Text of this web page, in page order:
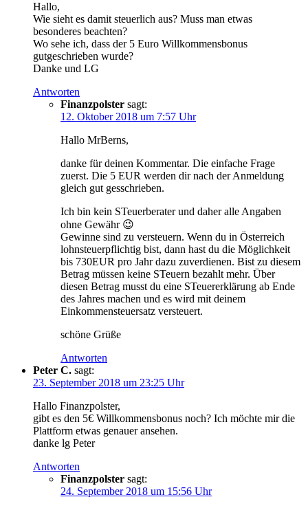
Hallo,
Wie sieht es damit steuerlich aus? Muss man etwas
besonderes beachten?
Wo sehe ich, dass der 5 Euro Willkommensbonus
gutgeschrieben wurde?
Danke und LG
Antworten
Finanzpolster sagt:
12. Oktober 2018 um 7:57 Uhr
Hallo MrBerns,
danke für deinen Kommentar. Die einfache Frage
zuerst. Die 5 EUR werden dir nach der Anmeldung
gleich gut gesschrieben.
Ich bin kein STeuerberater und daher alle Angaben
ohne Gewähr 😉
Gewinne sind zu versteuern. Wenn du in Österreich
lohnsteuerpflichtig bist, dann hast du die Möglichkeit
bis 730EUR pro Jahr dazu zuverdienen. Bist zu diesem
Betrag müssen keine STeuern bezahlt mehr. Über
diesen Betrag musst du eine STeuererklärung ab Ende
des Jahres machen und es wird mit deinem
Einkommensteuersatz versteuert.
schöne Grüße
Antworten
Peter C. sagt:
23. September 2018 um 23:25 Uhr
Hallo Finanzpolster,
gibt es den 5€ Willkommensbonus noch? Ich möchte mir die
Plattform etwas genauer ansehen.
danke lg Peter
Antworten
Finanzpolster sagt:
24. September 2018 um 15:56 Uhr